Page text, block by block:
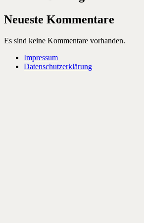
Neueste Kommentare
Es sind keine Kommentare vorhanden.
Impressum
Datenschutzerklärung